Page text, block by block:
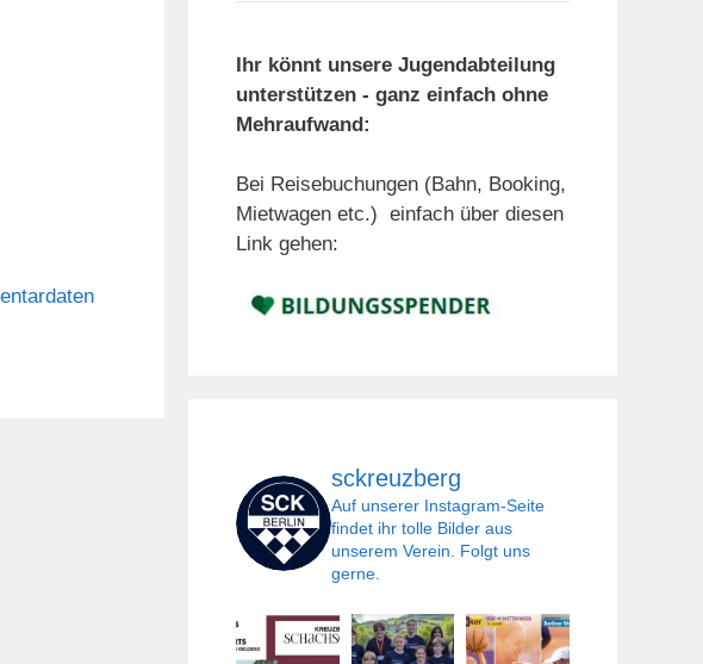
Ihr könnt unsere Jugendabteilung
unterstützen - ganz einfach ohne
Mehraufwand:
Bei Reisebuchungen (Bahn, Booking,
Mietwagen etc.) einfach über diesen
Link gehen:
sckreuzberg
Auf unserer Instagram-Seite
findet ihr tolle Bilder aus
unserem Verein. Folgt uns
gerne.